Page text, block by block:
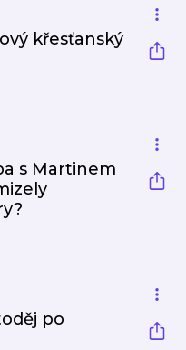
křesťanský
s Martinem
po